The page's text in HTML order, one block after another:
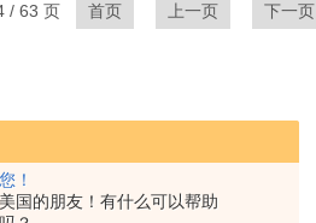
！
国的朋友！有什么可以帮助
/ 63 页 首页 上一页 下一页